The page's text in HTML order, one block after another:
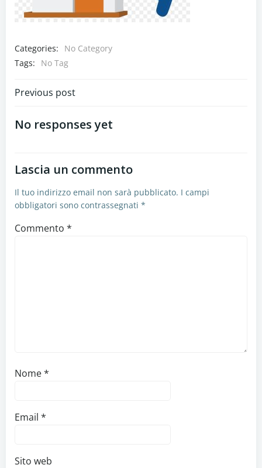
Categories:
No Category
Tags:
No Tag
Navigazione
articoli
Previous post
No responses yet
Lascia un commento
Il tuo indirizzo email non sarà pubblicato. I campi
obbligatori sono contrassegnati *
Commento *
Nome*
Email *
Sito web